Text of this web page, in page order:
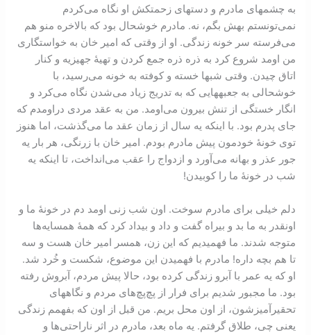
به چشمهای مادرم و دستهای زحمتكش او نگاه می‌‌‌كردم
نمی‌تونستم بهش بگم‌، نه. مادرم خوشحال بود كه بالاخره منو هم
می‌‌‌‌فرسته سر خونه زندگی. او از وقتی که امير خان به خواستگاری
من اومد شروع كرد به ذره ذره جمع كردن و تهيۀ جهيزيه و كنار
اتاق چيدن. وقتی شبها خسته و كوفته به خونه می‌‌‌رسيد، با
خوشحالی به جعبه‏هايی كه به تدريج زياد می‌‌شدن نگاه می‌‌كرد و
انگار خستگی از تنش بيرون می‌‌اومد. من به عقد مردی در‌‌اومدم كه
جای پدرم بود. با اينكه يه سال از زمان عقد ما می‌‌‌گذشت، اما هنوز
توی خونۀ خودمون پيش مادرم بودم. امير خان با زرنگی، هر بار يه
جور عذر و بهانه‏ می‌‌آورد و ازدواج را عقب می‌‌انداخت، ‌تا اينكه يه
شب در خونۀ ما را کوبيدن!
دلم خيلی برای مادرم سوخت. اون شب زنی اومد دم در خونۀ ما و
اونقدر به ما بد ‌و بيراه گفت و داد و بيداد كرد كه همۀ همسايه‏‌ها
متوجه شدند. ما فهميديم که اين زن، همسر امير خان هست و سه
تا هم بچه داره! مادرم با فهميدن اين موضوع، شکست و خُرد شد.
او كه يه عمر با آبرو زندگی كرده بود، حالا پيش مردم، آبروش رفته
بود. ما مجبور شديم برای فرار از پچ‌پچ‌های مردم و نگاههای
تحقير‌آميز‌شون، ‌از ‌اون محل بريم. من قبل از اون كه بفهمم زندگی
يعنی چی، طلاق گرفتم. يه ماه بعد، مادرم در اثر ناراحتی‌‌ها و